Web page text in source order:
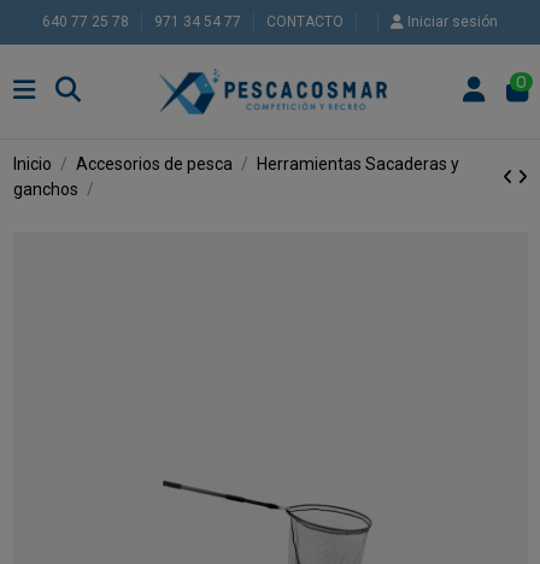
640 77 25 78 971 34 54 77 CONTACTO Iniciar sesión
0
Inicio Accesorios de pesca Herramientas Sacaderas y
ganchos